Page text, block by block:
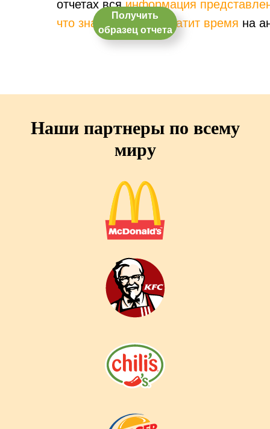
отчетах всяинформация
что значительно сократит время на
Получить
образец отчета
Наши партнеры по всему
миру